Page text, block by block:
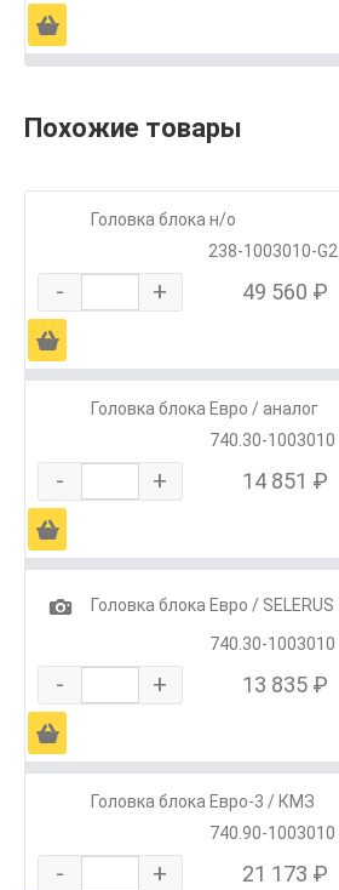
Ä
Похожие товары
Головка блока н/о
238-1003010-G2
- + 49 560 ₽
Ä
Головка блока Евро / аналог
740.30-1003010
- + 14 851 ₽
Ä
1
Головка блока Евро / SELERUS
740.30-1003010
- + 13 835 ₽
Ä
Головка блока Евро-3 / КМЗ
740.90-1003010
- + 21 173 ₽